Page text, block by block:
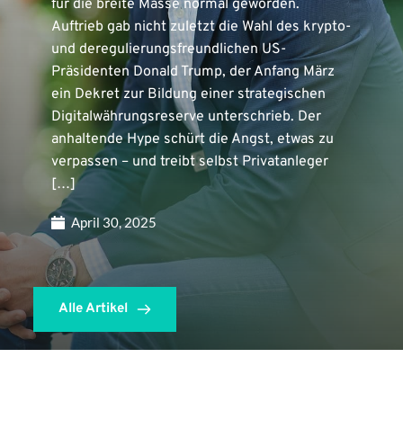
für die breite Masse normal geworden.
Auftrieb gab nicht zuletzt die Wahl des krypto-
und deregulierungsfreundlichen US-
Präsidenten Donald Trump, der Anfang März
ein Dekret zur Bildung einer strategischen
Digitalwährungsreserve unterschrieb. Der
anhaltende Hype schürt die Angst, etwas zu
verpassen – und treibt selbst Privatanleger
[…]
April 30, 2025
Alle Artikel